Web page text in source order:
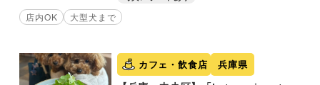
店内OK 大型犬まで
カフェ・飲食店 兵庫県